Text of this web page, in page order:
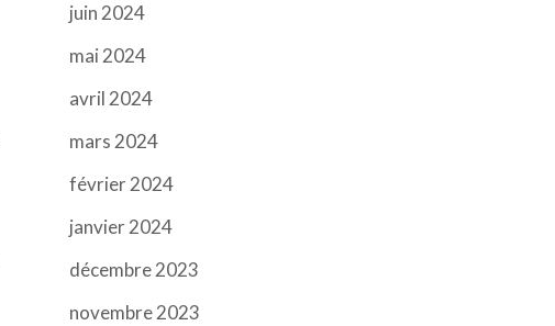
juin 2024
mai 2024
avril 2024
mars 2024
février 2024
janvier 2024
décembre 2023
novembre 2023